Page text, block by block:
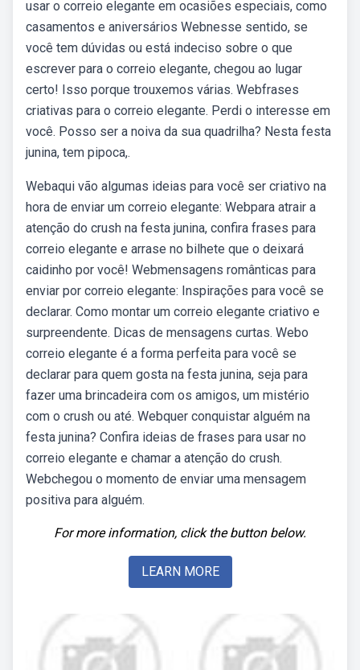
usar o correio elegante em ocasiões especiais, como
casamentos e aniversários Webnesse sentido, se
você tem dúvidas ou está indeciso sobre o que
escrever para o correio elegante, chegou ao lugar
certo! Isso porque trouxemos várias. Webfrases
criativas para o correio elegante. Perdi o interesse em
você. Posso ser a noiva da sua quadrilha? Nesta festa
junina, tem pipoca,.
Webaqui vão algumas ideias para você ser criativo na
hora de enviar um correio elegante: Webpara atrair a
atenção do crush na festa junina, confira frases para
correio elegante e arrase no bilhete que o deixará
caidinho por você! Webmensagens românticas para
enviar por correio elegante: Inspirações para você se
declarar. Como montar um correio elegante criativo e
surpreendente. Dicas de mensagens curtas. Webo
correio elegante é a forma perfeita para você se
declarar para quem gosta na festa junina, seja para
fazer uma brincadeira com os amigos, um mistério
com o crush ou até. Webquer conquistar alguém na
festa junina? Confira ideias de frases para usar no
correio elegante e chamar a atenção do crush.
Webchegou o momento de enviar uma mensagem
positiva para alguém.
For more information, click the button below.
LEARN MORE